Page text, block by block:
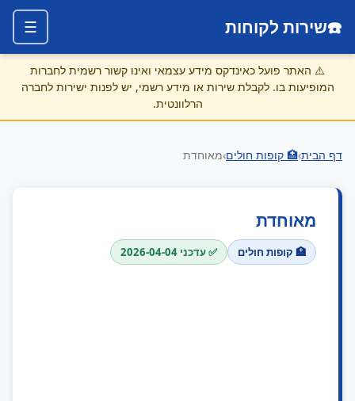
☎️שירות לקוחות ☰
⚠️ האתר פועל כאינדקס מידע עצמאי ואינו קשור רשמית לחברות
המופיעות בו. לקבלת שירות או מידע רשמי, יש לפנות ישירות לחברה
הרלוונטית.
דף הבית›🏥 קופות חולים›מאוחדת
מאוחדת
🏥 קופות חולים ✅ עדכני 2026-04-04